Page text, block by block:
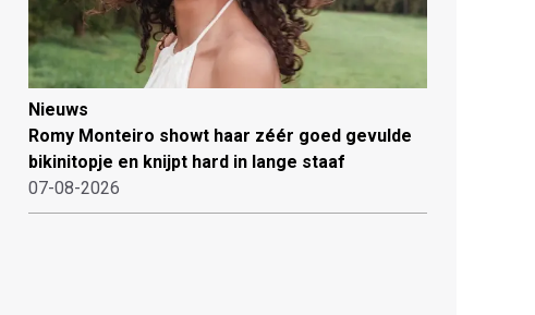
Nieuws
Romy Monteiro showt haar zéér goed gevulde
bikinitopje en knijpt hard in lange staaf
07-08-2026